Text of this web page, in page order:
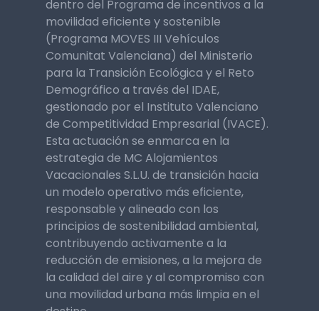
dentro del Programa de incentivos a la
movilidad eficiente y sostenible
(Programa MOVES III Vehículos
Comunitat Valenciana) del Ministerio
para la Transición Ecológica y el Reto
Demográfico a través del IDAE,
gestionado por el Instituto Valenciano
de Competitividad Empresarial (IVACE).
Esta actuación se enmarca en la
estrategia de MC Alojamientos
Vacacionales S.L.U. de transición hacia
un modelo operativo más eficiente,
responsable y alineado con los
principios de sostenibilidad ambiental,
contribuyendo activamente a la
reducción de emisiones, a la mejora de
la calidad del aire y al compromiso con
una movilidad urbana más limpia en el